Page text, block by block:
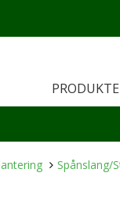
Spånslang/